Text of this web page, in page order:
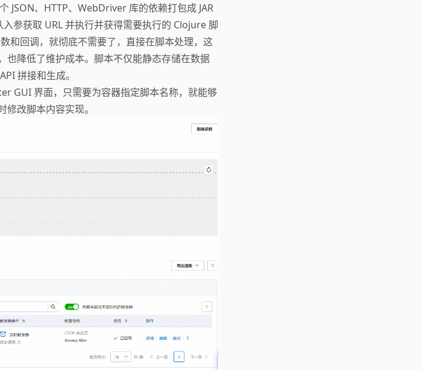
JSON、HTTP、WebDriver 库的依赖打包成 JAR
参获取 URL 并执行并获得需要执行的 Clojure 脚
和回调，就彻底不需要了，直接在脚本处理，这
也降低了维护成本。脚本不仅能静态存储在数据
拼接和生成。
GUI 界面，只需要为容器指定脚本名称，就能够
改脚本内容实现。